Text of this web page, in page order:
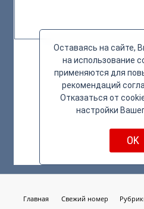
Главная Свежий номер
Оставаясь на сайте,
на использование
применяются для
рекомендаций
Отказаться от
настройки
OK